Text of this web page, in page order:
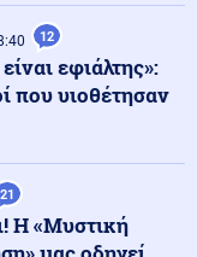
στη Δυτική
δρόμου πριν
θάνατο του
της Φίνος Φιλμ για
ελληνικού σινεμά»
12
εφιάλτης»:
που υιοθέτησαν
21
Η «Μυστική